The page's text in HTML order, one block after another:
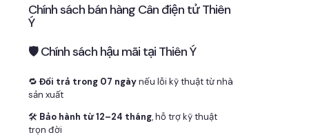
Chính sách bán hàng Cân điện tử Thiên
Ý
🛡 Chính sách hậu mãi tại Thiên Ý
🔁 Đổi trả trong 07 ngàynếu lỗi kỹ thuật từ nhà
sản xuất
🛠 Bảo hành từ 12–24 tháng, hỗ trợ kỹ thuật
trọn đời